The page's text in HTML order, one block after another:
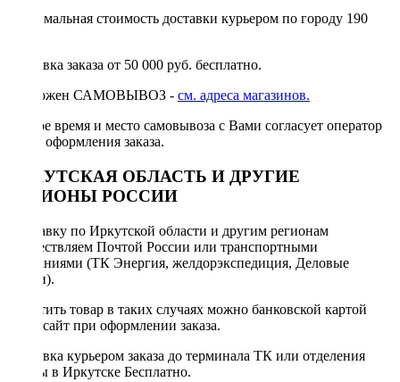
Минимальная стоимость доставки курьером по городу 190
Доставка заказа от 50 000 руб. бесплатно.
Возможен САМОВЫВОЗ - см. адреса магазинов.
Точное время и место самовывоза с Вами согласует оператор
после оформления заказа.
ИРКУТСКАЯ ОБЛАСТЬ И ДРУГИЕ
РЕГИОНЫ РОССИИ
Отправку по Иркутской области и другим регионам
осуществляем Почтой России или транспортными
компаниями (ТК Энергия, желдорэкспедиция, Деловые
линии).
Оплатить товар в таких случаях можно банковской картой
через сайт при оформлении заказа.
Доставка курьером заказа до терминала ТК или отделения
Почты в Иркутске Бесплатно.